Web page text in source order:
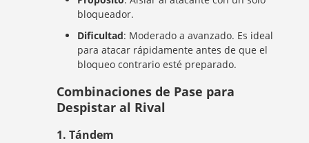
bloqueador.
Dificultad: Moderado a avanzado. Es ideal
para atacar rápidamente antes de que el
bloqueo contrario esté preparado.
Combinaciones de Pase para
Despistar al Rival
1.Tándem